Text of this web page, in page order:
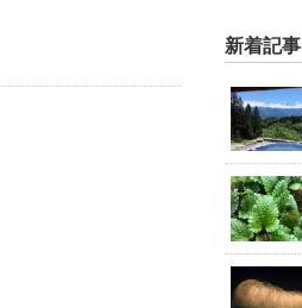
新着記事